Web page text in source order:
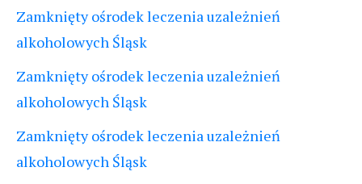
Zamknięty ośrodek leczenia uzależnień
alkoholowych Śląsk
Zamknięty ośrodek leczenia uzależnień
alkoholowych Śląsk
Zamknięty ośrodek leczenia uzależnień
alkoholowych Śląsk